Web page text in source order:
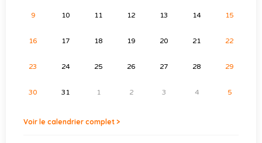
9 10 11 12 13 14 15
16 17 18 19 20 21 22
23 24 25 26 27 28 29
30 31 1 2 3 4 5
Voir le calendrier complet >